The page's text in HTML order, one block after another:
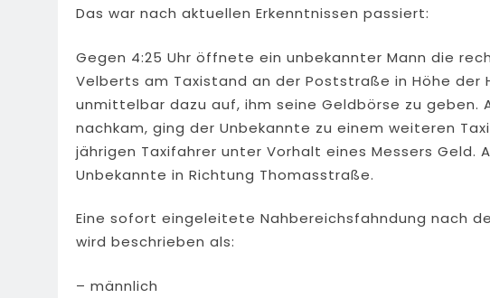
Das war nach aktuellen Erkenntnissen passiert:
Gegen 4:25 Uhr öffnete ein unbekannter Mann die
Velberts am Taxistand an der Poststraße in Höhe der
unmittelbar dazu auf, ihm seine Geldbörse zu geben.
nachkam, ging der Unbekannte zu einem weiteren
jährigen Taxifahrer unter Vorhalt eines Messers
Unbekannte in Richtung Thomasstraße.
Eine sofort eingeleitete Nahbereichsfahndung nach
wird beschrieben als:
– männlich